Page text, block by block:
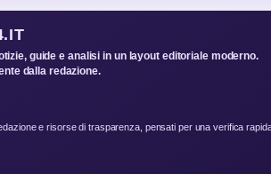
guide e analisi in un layout editoriale moderno.
dalla redazione.
e risorse di trasparenza, pensati per una verifica